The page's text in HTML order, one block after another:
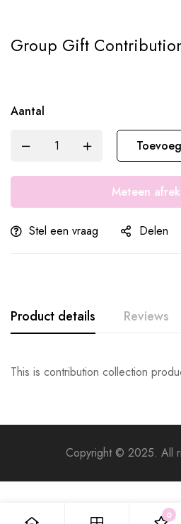
Group Gift
Aantal
Meteen
Stel een vraag Delen
Product details Reviews
This is contribution collection
Copyright © 2025. All
0